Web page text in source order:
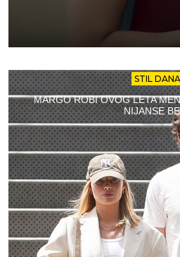
STIL DANA
MARGO ROBI OVOG LETA
NIJANSE